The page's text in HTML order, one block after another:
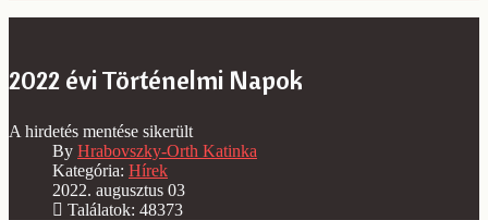
2022 évi Történelmi Napok
A hirdetés mentése sikerült
By Hrabovszky-Orth Katinka
Kategória: Hírek
2022. augusztus 03
Találatok: 48373